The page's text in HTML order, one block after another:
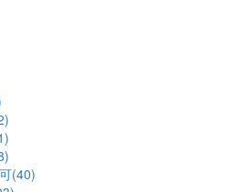
(40)